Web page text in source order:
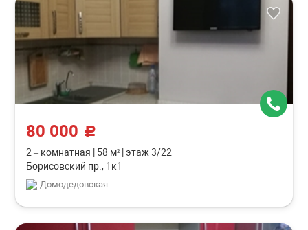
80 000 c
2 – комнатная 58 м² этаж 3/22
Борисовский пр., 1к1
Домодедовская